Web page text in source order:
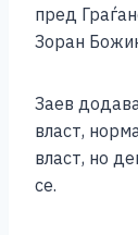
пред
Зоран
Заев
власт,
власт, но
се.